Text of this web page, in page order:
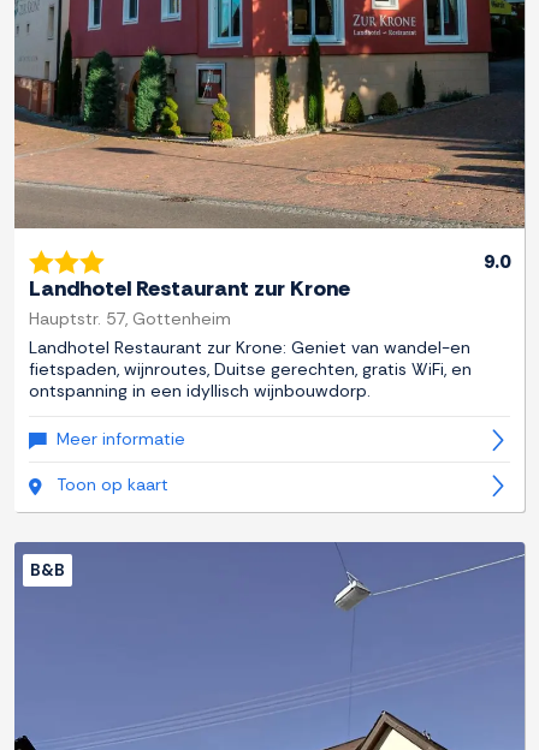
9.0
Landhotel Restaurant zur Krone
Hauptstr. 57, Gottenheim
Landhotel Restaurant zur Krone: Geniet van wandel-en
fietspaden, wijnroutes, Duitse gerechten, gratis WiFi, en
ontspanning in een idyllisch wijnbouwdorp.
Meer informatie
Toon op kaart
B&B